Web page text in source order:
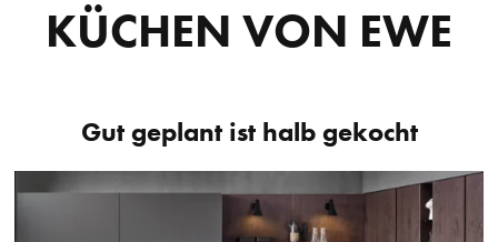
KÜCHEN VON EWE
Gut geplant ist halb gekocht